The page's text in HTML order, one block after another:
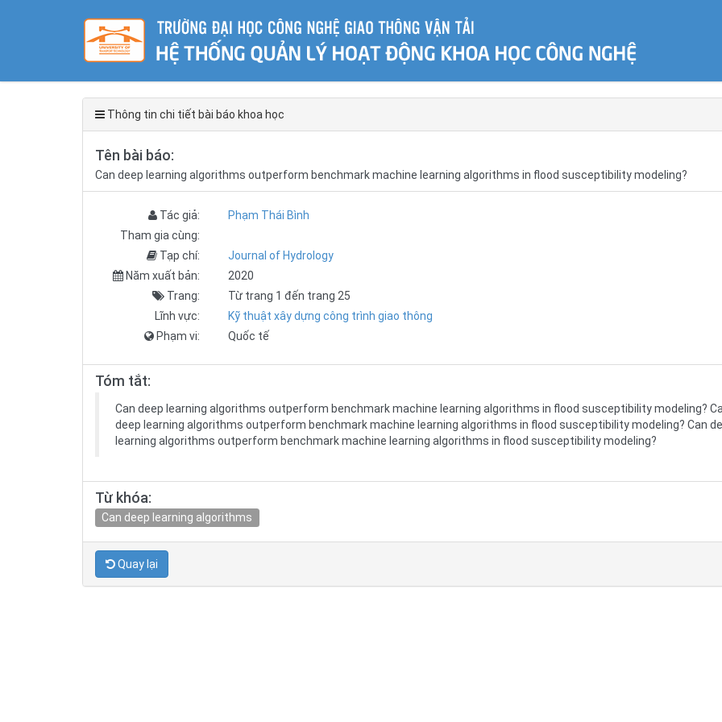
Thông tin chi tiết bài báo khoa học
Tên bài báo:
Can deep learning algorithms outperform benchmark machine learning algorithms in flood susceptibility modeling?
Tác giả:
Phạm Thái Bình
Tham gia cùng:
Tạp chí:
Journal of Hydrology
Năm xuất bản:
2020
Trang:
Từ trang 1 đến trang 25
Lĩnh vực:
Kỹ thuật xây dựng công trình giao thông
Phạm vi:
Quốc tế
Tóm tắt:
Can deep learning algorithms outperform benchmark machine learning algorithms in flood susceptibility modeling?
deep learning algorithms outperform benchmark machine learning algorithms in flood susceptibility modeling? Can
learning algorithms outperform benchmark machine learning algorithms in flood susceptibility modeling?
Từ khóa:
Can deep learning algorithms
Quay lại